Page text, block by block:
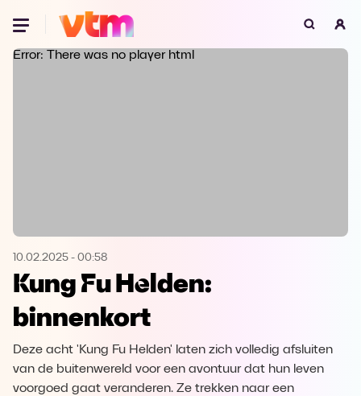
Oeps, browser niet ondersteund
Microsoft Edge
Opera
Error: There was no player html
10.02.2025 - 00:58
Kung Fu Helden:
binnenkort
Deze acht 'Kung Fu Helden' laten zich volledig afsluiten
van de buitenwereld voor een avontuur dat hun leven
voorgoed gaat veranderen. Ze trekken naar een